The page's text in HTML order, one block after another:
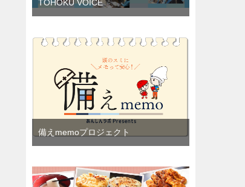
TOHOKU VOICE
備えmemoプロジェクト